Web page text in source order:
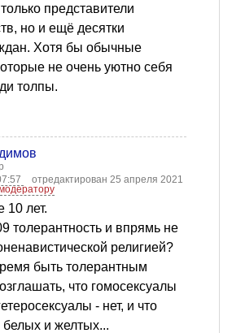
представители
но и ещё десятки
Хотя бы обычные
не очень уютно себя
толпы.
отредактирован 25 апреля 2021
10 лет.
толерантность и впрямь не
религией?
быть толерантным
что гомосексуалы
- нет, и что
и желтых...